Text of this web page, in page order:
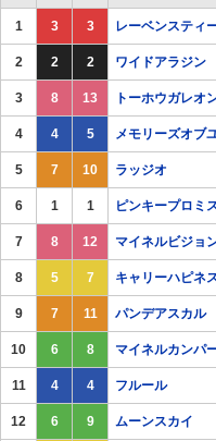
1 3 3 レーベンスティ
2 2 2 ワイドアラジン
3 8 13 トーホウガレオ
4 4 5 メモリーズオブ
5 7 10 ラッジオ
6 1 1 ピンキープロミ
7 8 12 マイネルビジョ
8 5 7 キャリーハピネ
9 7 11 パンデアスカル
10 6 8 マイネルカンパ
11 4 4 フルール
12 6 9 ムーンスカイ